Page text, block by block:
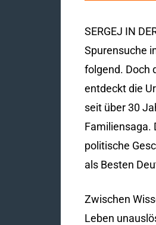
SERGEJ IN
Spurensuche
folgend. Doch
entdeckt die
seit über 30
Familiensaga.
politische
als Besten
Zwischen
Leben